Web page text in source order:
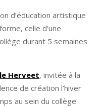
d’éducation artistique
celle d’une
durant 5 semaines
Herveet, invitée à la
de création l’hiver
au sein du collège